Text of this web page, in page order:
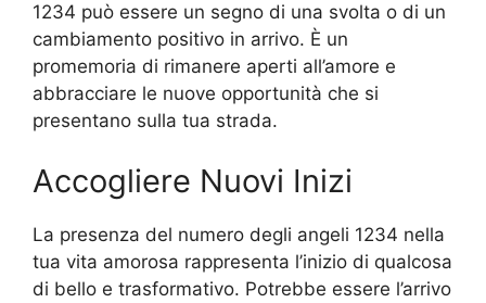
1234 può essere un segno di una svolta o di un
cambiamento positivo in arrivo. È un
promemoria di rimanere aperti all’amore e
abbracciare le nuove opportunità che si
presentano sulla tua strada.
Accogliere Nuovi Inizi
La presenza del numero degli angeli 1234 nella
tua vita amorosa rappresenta l’inizio di qualcosa
di bello e trasformativo. Potrebbe essere l’arrivo